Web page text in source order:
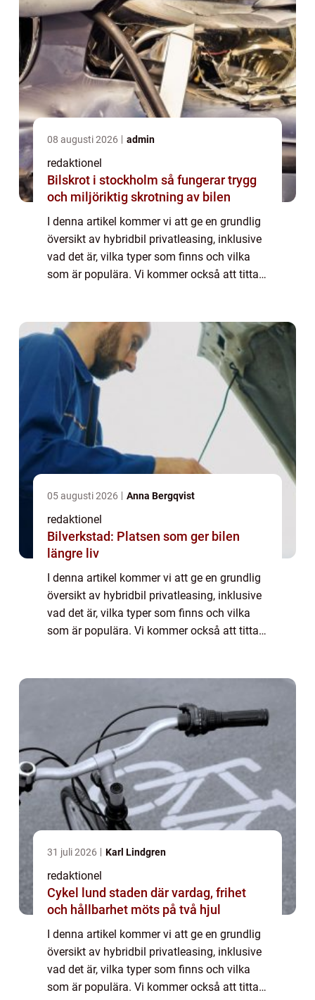
08 augusti 2026 admin
redaktionel
Bilskrot i stockholm så fungerar trygg
och miljöriktig skrotning av bilen
I denna artikel kommer vi att ge en grundlig
översikt av hybridbil privatleasing, inklusive
vad det är, vilka typer som finns och vilka
som är populära. Vi kommer också att titta
05 augusti 2026 Anna Bergqvist
redaktionel
Bilverkstad: Platsen som ger bilen
längre liv
I denna artikel kommer vi att ge en grundlig
översikt av hybridbil privatleasing, inklusive
vad det är, vilka typer som finns och vilka
som är populära. Vi kommer också att titta
31 juli 2026 Karl Lindgren
redaktionel
Cykel lund staden där vardag, frihet
och hållbarhet möts på två hjul
I denna artikel kommer vi att ge en grundlig
översikt av hybridbil privatleasing, inklusive
vad det är, vilka typer som finns och vilka
som är populära. Vi kommer också att titta